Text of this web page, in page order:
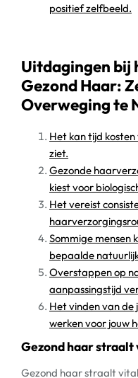
positief zelfbeeld.
Uitdagingen bij
Gezond Haar:
Overweging te
Het kan tijd
ziet.
Gezonde
kiest voor
Het vereist
Sommige mensen
bepaalde
Overstappen op
aanpassingstijd
Het vinden van
werken voor jouw
Gezond haar
Gezond haar straalt